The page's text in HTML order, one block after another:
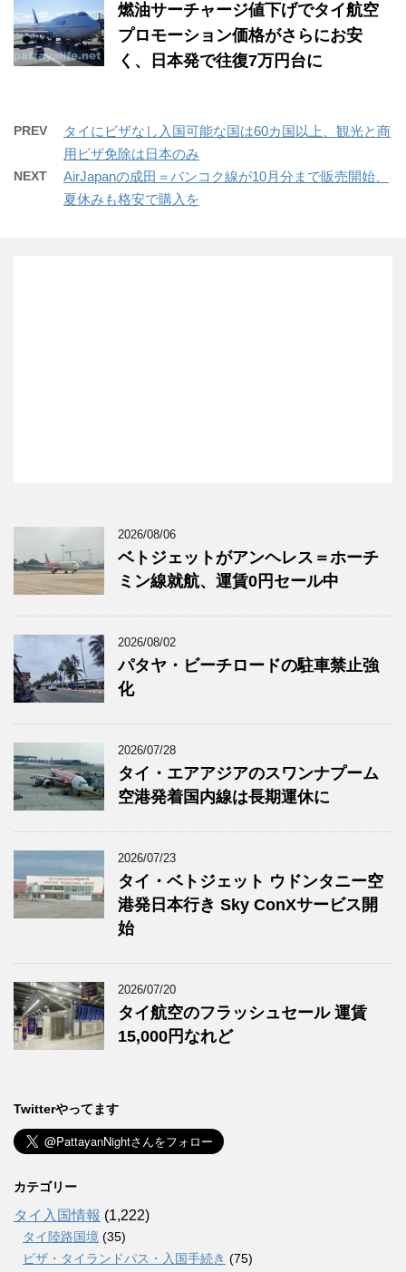
燃油サーチャージ値下げでタイ航空
プロモーション価格がさらにお安
く、日本発で往復7万円台に
PREV
タイにビザなし入国可能な国は60カ国以上、観光と商
用ビザ免除は日本のみ
NEXT
AirJapanの成田＝バンコク線が10月分まで販売開始、
夏休みも格安で購入を
2026/08/06
ベトジェットがアンヘレス＝ホーチ
ミン線就航、運賃0円セール中
2026/08/02
パタヤ・ビーチロードの駐車禁止強
化
2026/07/28
タイ・エアアジアのスワンナプーム
空港発着国内線は長期運休に
2026/07/23
タイ・ベトジェット ウドンタニー空
港発日本行き Sky ConXサービス開
始
2026/07/20
タイ航空のフラッシュセール 運賃
15,000円なれど
Twitterやってます
カテゴリー
タイ入国情報 (1,222)
タイ陸路国境 (35)
ビザ・タイランドパス・入国手続き (75)